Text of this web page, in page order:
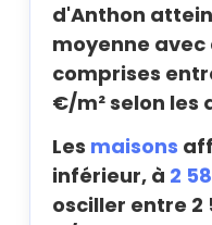
d'Anthon
moyenne
comprises
€/m² selon les
Les maisons
inférieur, à 2
osciller entre 2